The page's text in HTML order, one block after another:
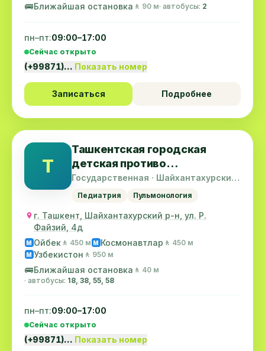
🚌Ближайшая остановка 🚶 90 м· автобусы: 2
пн–пт:09:00–17:00
Сейчас открыто
(+99871)… Показать номер
Записаться Подробнее
Т
Ташкентская городская
детская противо
туберкулёзная больница
Государственная · Шайхантахурский
Педиатрия Пульмонология
г. Ташкент, Шайхантахурский р-н, ул. Р.
Файзий, 4д
M Ойбек 🚶 450 м M Космонавтлар 🚶 450 м
M Узбекистон 🚶 950 м
🚌Ближайшая остановка 🚶 40 м
· автобусы: 18, 38, 55, 58
пн–пт:09:00–17:00
Сейчас открыто
(+99871)… Показать номер